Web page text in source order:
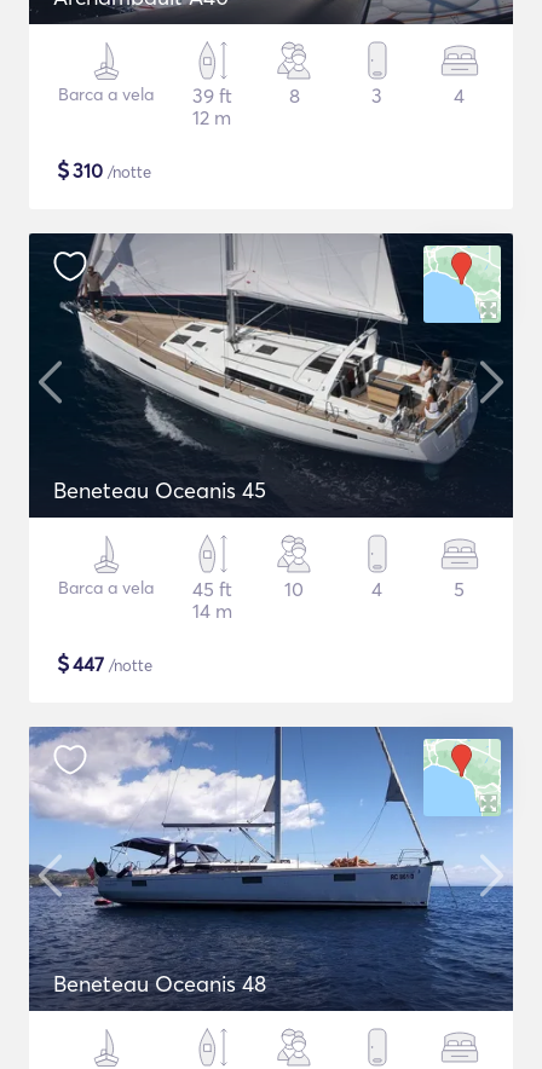
Barca a vela
39 ft
12 m
8 3 4
$310 /notte
Beneteau Oceanis 45
Barca a vela
45 ft
14 m
10 4 5
$447 /notte
Beneteau Oceanis 48